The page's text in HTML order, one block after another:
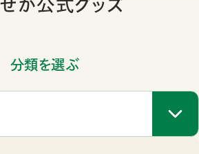
か公式グッズ
分類を選ぶ